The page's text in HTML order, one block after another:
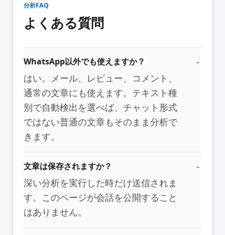
分析FAQ
よくある質問
WhatsApp以外でも使えますか？
はい。メール、レビュー、コメント、
通常の文章にも使えます。テキスト種
別で自動検出を選べば、チャット形式
ではない普通の文章もそのまま分析で
きます。
文章は保存されますか？
深い分析を実行した時だけ送信されま
す。このページが会話を公開すること
はありません。